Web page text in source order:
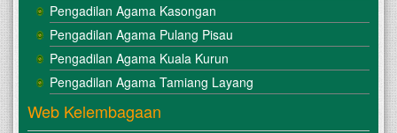
Pengadilan Agama Kasongan
Pengadilan Agama Pulang Pisau
Pengadilan Agama Kuala Kurun
Pengadilan Agama Tamiang Layang
Web Kelembagaan